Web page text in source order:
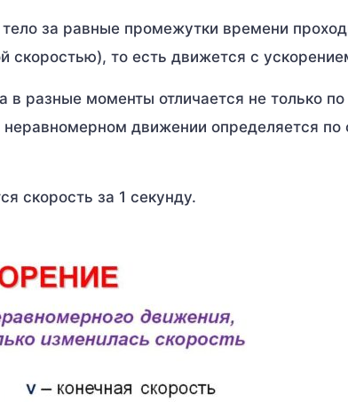
за равные промежутки времени
скоростью), то есть движется с
разные моменты отличается не только
движении определяется по
скорость за 1 секунду.